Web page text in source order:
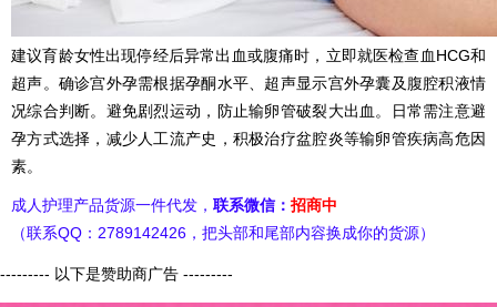
建议育龄女性出现停经后异常出血或腹痛时，立即就医检查血HCG和
超声。确诊宫外孕需根据孕酮水平、超声显示宫外孕囊及腹腔积液情
况综合判断。避免剧烈运动，防止输卵管破裂大出血。日常需注意避
孕方式选择，减少人工流产史，积极治疗盆腔炎等输卵管疾病高危因
素。
成人护理产品货源一件代发， 联系微信： 招商中
（联系QQ：2789142426，把头部和尾部内容换成你的货源）
--------- 以下是赞助商广告 ---------